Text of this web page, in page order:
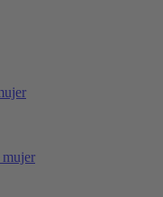
mujer